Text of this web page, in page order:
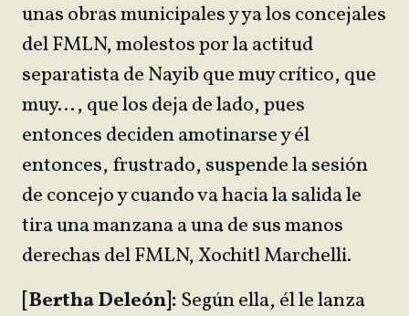
unas obras municipales y ya los concejales
del FMLN, molestos por la actitud
separatista de Nayib que muy crítico, que
muy…, que los deja de lado, pues
entonces deciden amotinarse y él
entonces, frustrado, suspende la sesión
de concejo y cuando va hacia la salida le
tira una manzana a una de sus manos
derechas del FMLN, Xochitl Marchelli.
[Bertha Deleón]:Según ella, él le lanza